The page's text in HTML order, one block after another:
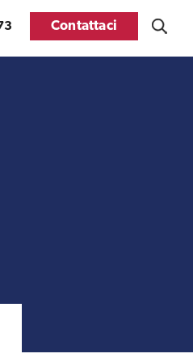
Contattaci